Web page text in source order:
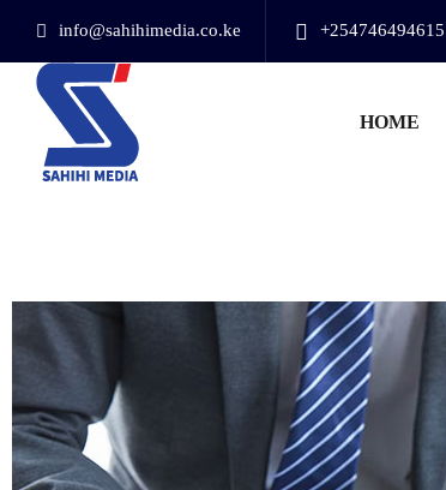
info@sahihimedia.co.ke +254746494615
HOME